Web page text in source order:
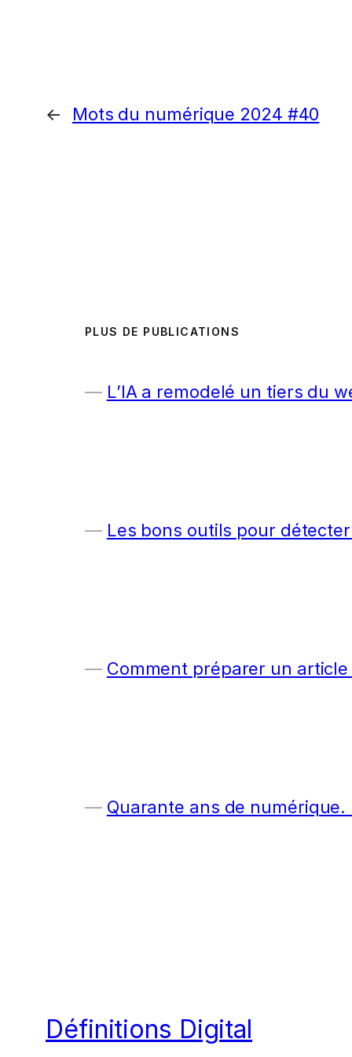
← Mots du numérique 2024 #40
PLUS DE PUBLICATIONS
L’IA a remodelé un tiers du
Les bons outils pour
Comment préparer un
Quarante ans de numérique.
Définitions Digital